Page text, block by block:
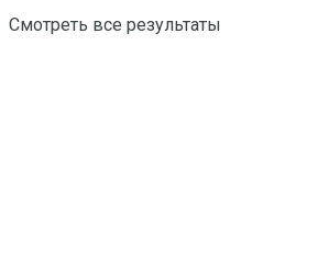
Смотреть все результаты